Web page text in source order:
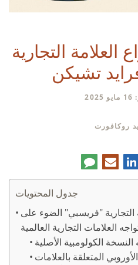
العلامة التجارية
تشيكن
روكافورت
لينكدإنالبريد
الإلكتروني
تعليق
جدول المحتويات
"فريسبي" الضوء على
العلامات التجارية العالمية
النسخة الكولومبية الأصلية
المتعلقة بالعلامات